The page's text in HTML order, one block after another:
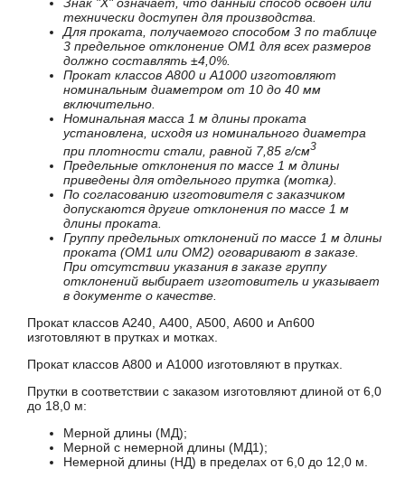
технически доступен для производства.
Для проката, получаемого способом 3 по таблице
3 предельное отклонение ОМ1 для всех размеров
должно составлять ±4,0%.
Прокат классов А800 и А1000 изготовляют
номинальным диаметром от 10 до 40 мм
включительно.
Номинальная масса 1 м длины проката
установлена, исходя из номинального диаметра
при плотности стали, равной 7,85 г/см3
Предельные отклонения по массе 1 м длины
приведены для отдельного прутка (мотка).
По согласованию изготовителя с заказчиком
допускаются другие отклонения по массе 1 м
длины проката.
Группу предельных отклонений по массе 1 м длины
проката (ОМ1 или ОМ2) оговаривают в заказе.
При отсутствии указания в заказе группу
отклонений выбирает изготовитель и указывает
в документе о качестве.
Прокат классов А240, А400, А500, А600 и Ап600
изготовляют в прутках и мотках.
Прокат классов А800 и А1000 изготовляют в прутках.
Прутки в соответствии с заказом изготовляют длиной от 6,0
до 18,0 м:
Мерной длины (МД);
Мерной с немерной длины (МД1);
Немерной длины (НД) в пределах от 6,0 до 12,0 м.